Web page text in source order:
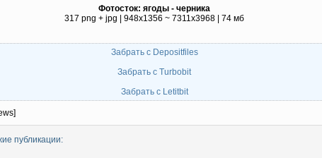
Фотосток: ягоды - черника
317 png + jpg | 948x1356 ~ 7311x3968 | 74 мб
Забрать с Depositfiles
Забрать с Turbobit
Забрать с Letitbit
публикации: